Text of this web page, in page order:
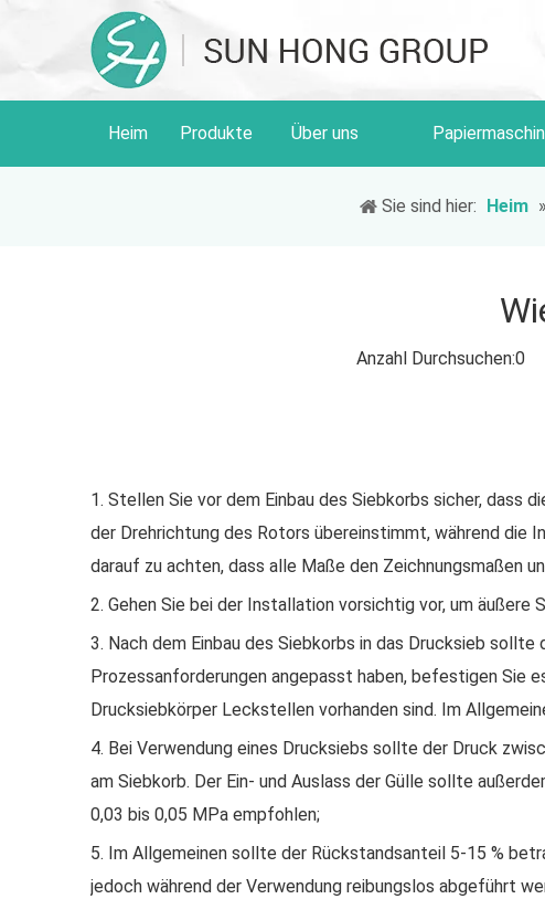
Heim Produkte Über uns
Sie sind hier: Heim »
Anzahl Durchsuchen:0
1. Stellen Sie vor dem Einbau des Siebkorbs sicher, dass
der Drehrichtung des Rotors übereinstimmt, während die
darauf zu achten, dass alle Maße den Zeichnungsmaßen
2. Gehen Sie bei der Installation vorsichtig vor, um äußere
3. Nach dem Einbau des Siebkorbs in das Drucksieb
Prozessanforderungen angepasst haben, befestigen Sie
Drucksiebkörper Leckstellen vorhanden sind. Im
4. Bei Verwendung eines Drucksiebs sollte der Druck
am Siebkorb. Der Ein- und Auslass der Gülle sollte
0,03 bis 0,05 MPa empfohlen;
5. Im Allgemeinen sollte der Rückstandsanteil 5-15 %
jedoch während der Verwendung reibungslos abgeführt